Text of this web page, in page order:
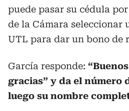
puede pasar su cédula
de la Cámara seleccionar
UTL para dar un bono de
García responde:
gracias” y da el número
luego su nombre